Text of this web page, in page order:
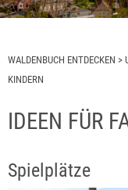
WALDENBUCH ENTDECKEN >
KINDERN
IDEEN FÜR
Spielplätze